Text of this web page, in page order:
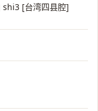
[台湾四县腔]